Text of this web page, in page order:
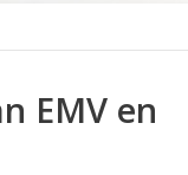
EMV en